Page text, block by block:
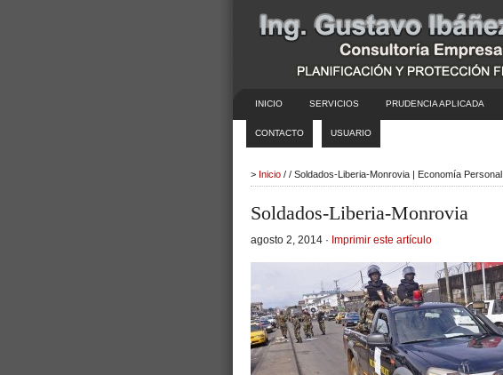
INICIO SERVICIOS PRUDENCIA APLICADA
CONTACTO USUARIO
> Inicio / / Soldados-Liberia-Monrovia | Economía Personal
Soldados-Liberia-Monrovia
agosto 2, 2014 · Imprimir este artículo